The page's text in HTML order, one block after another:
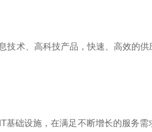
术、高科技产品，快速、高效的供
础设施，在满足不断增长的服务需